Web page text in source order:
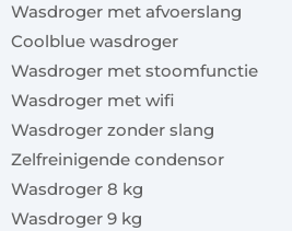
Wasdroger met afvoerslang
Coolblue wasdroger
Wasdroger met stoomfunctie
Wasdroger met wifi
Wasdroger zonder slang
Zelfreinigende condensor
Wasdroger 8 kg
Wasdroger 9 kg